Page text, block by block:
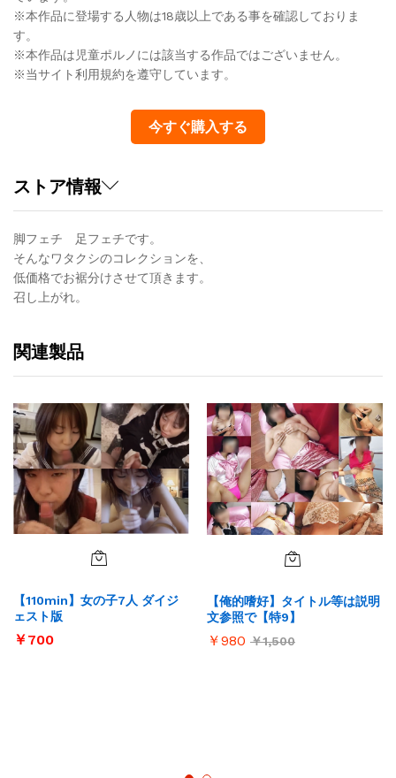
※本作品に登場する人物は18歳以上である事を確認しておりま
す。
※本作品は児童ポルノには該当する作品ではございません。
※当サイト利用規約を遵守しています。
今すぐ購入する
ストア情報
脚フェチ 足フェチです。
そんなワタクシのコレクションを、
低価格でお裾分けさせて頂きます。
召し上がれ。
関連製品
【110min】女の子7人 ダイジ
ェスト版
￥700
【俺的嗜好】タイトル等は説明
文参照で【特9】
￥980 ￥1,500